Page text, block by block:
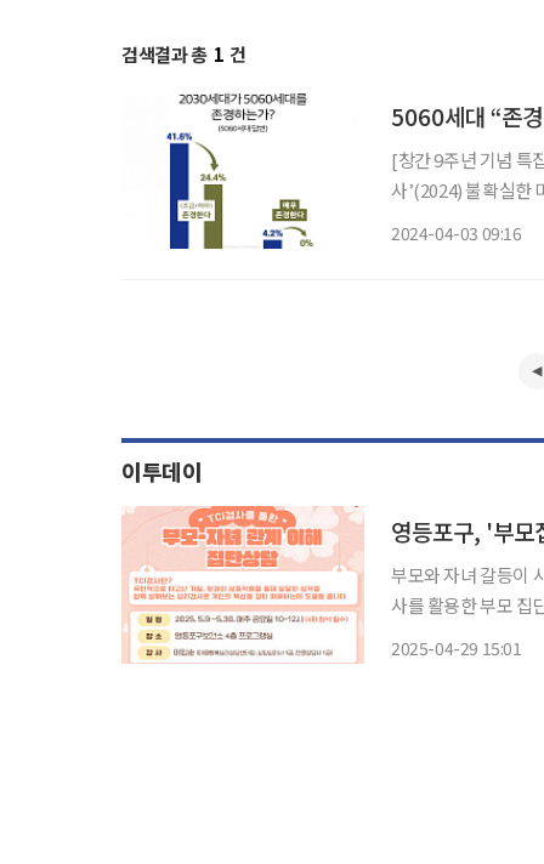
검색결과 총 1 건
5060세대 “존
[창간 9주년 기념 특
사’(2024) 불확실한
2024-04-03 09:16
이투데이
영등포구, '부모
부모와 자녀 갈등이
사를 활용한 부모 집단상담’
2025-04-29 15:01